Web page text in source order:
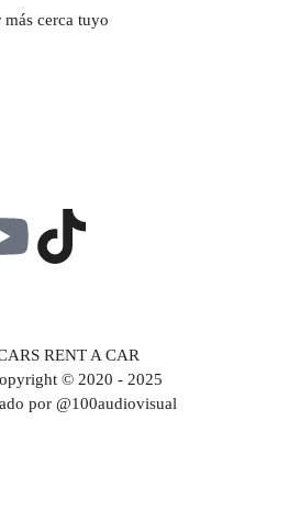
cerca tuyo
RENT A CAR
© 2020 - 2025
por @100audiovisual